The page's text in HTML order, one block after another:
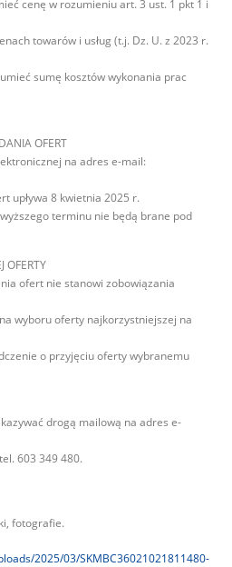
cenę w rozumieniu art. 3 ust. 1 pkt 1 i
towarów i usług (t.j. Dz. U. z 2023 r.
sumę kosztów wykonania prac
OFERT
na adres e-mail:
upływa 8 kwietnia 2025 r.
terminu nie będą brane pod
OFERTY
ofert nie stanowi zobowiązania
wyboru oferty najkorzystniejszej na
o przyjęciu oferty wybranemu
drogą mailową na adres e-
603 349 480.
fotografie.
2025/03/SKMBC36021021811480-